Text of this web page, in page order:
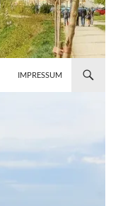
IMPRESSUM